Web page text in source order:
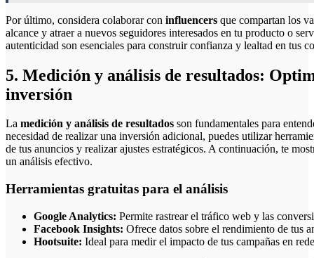
Por último, considera colaborar con influencers que compartan los
alcance y atraer a nuevos seguidores interesados en tu producto o
autenticidad son esenciales para construir confianza y lealtad en tus
5. Medición y análisis de resultados:
inversión
La medición y análisis de resultados son fundamentales para
necesidad de realizar una inversión adicional, puedes utilizar
de tus anuncios y realizar ajustes estratégicos. A continuación, te
un análisis efectivo.
Herramientas gratuitas para el análisis
Google Analytics: Permite rastrear el tráfico web y las
Facebook Insights: Ofrece datos sobre el rendimiento de tus
Hootsuite: Ideal para medir el impacto de tus campañas en